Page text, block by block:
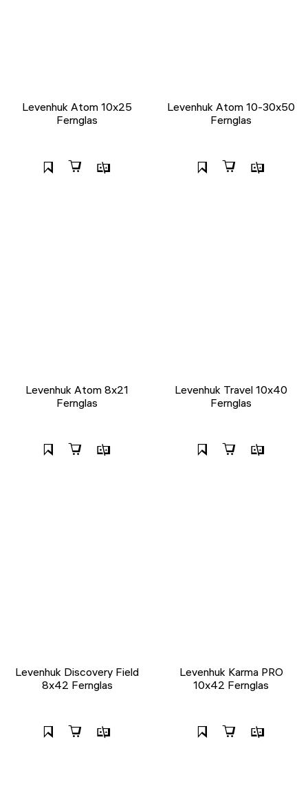
Levenhuk Atom 10x25
Fernglas
Levenhuk Atom 10-30x50
Fernglas
Levenhuk Atom 8x21
Fernglas
Levenhuk Travel 10x40
Fernglas
Levenhuk Discovery Field
8x42 Fernglas
Levenhuk Karma PRO
10x42 Fernglas